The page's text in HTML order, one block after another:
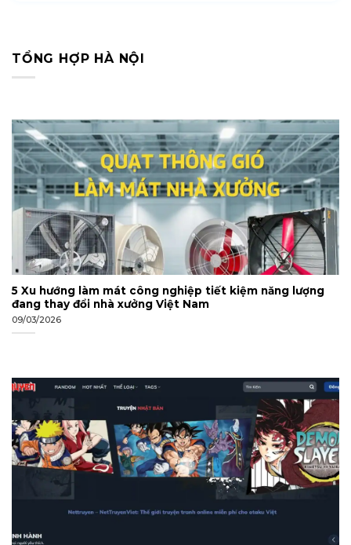
TỔNG HỢP HÀ NỘI
5 Xu hướng làm mát công nghiệp tiết kiệm năng lượng
đang thay đổi nhà xưởng Việt Nam
09/03/2026